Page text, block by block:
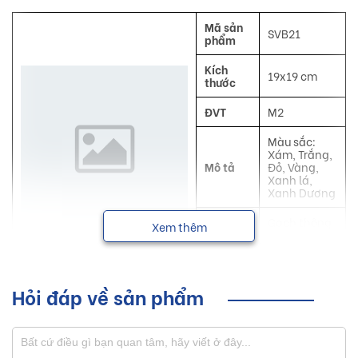
Mã sản
phẩm SVB21
Kích
thước 19x19 cm
ĐVT M2
Mô tả
Màu sắc:
Xám, Trắng,
Đỏ, Vàng,
Xanh lá,
Xanh Dương
Công
dụng
Gạch thông gió Secoin đa dạng về kiểu dáng hoa văn với 6
màu sắc đa dạng giúp cho khách hàng có thể dễ dàng lựa
Xem thêm
Hỏi đáp về sản phẩm